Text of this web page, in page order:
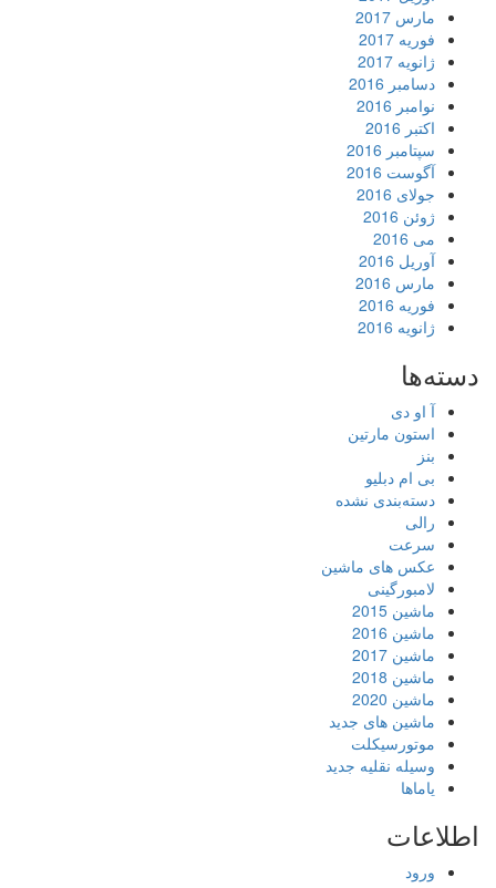
مارس 2017
فوریه 2017
ژانویه 2017
دسامبر 2016
نوامبر 2016
اکتبر 2016
سپتامبر 2016
آگوست 2016
جولای 2016
ژوئن 2016
می 2016
آوریل 2016
مارس 2016
فوریه 2016
ژانویه 2016
دسته‌ها
آ او دی
استون مارتین
بنز
بی ام دبلیو
دسته‌بندی نشده
رالی
سرعت
عکس های ماشین
لامبورگینی
ماشین 2015
ماشین 2016
ماشین 2017
ماشین 2018
ماشین 2020
ماشین های جدید
موتورسیکلت
وسیله نقلیه جدید
یاماها
اطلاعات
ورود